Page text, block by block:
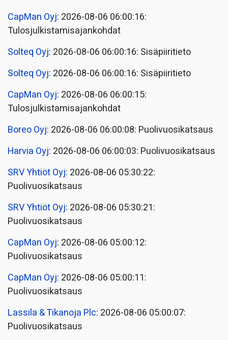
CapMan Oyj: 2026-08-06 06:00:16:
Tulosjulkistamisajankohdat
Solteq Oyj: 2026-08-06 06:00:16: Sisäpiiritieto
Solteq Oyj: 2026-08-06 06:00:16: Sisäpiiritieto
CapMan Oyj: 2026-08-06 06:00:15:
Tulosjulkistamisajankohdat
Boreo Oyj: 2026-08-06 06:00:08: Puolivuosikatsaus
Harvia Oyj: 2026-08-06 06:00:03: Puolivuosikatsaus
SRV Yhtiöt Oyj: 2026-08-06 05:30:22:
Puolivuosikatsaus
SRV Yhtiöt Oyj: 2026-08-06 05:30:21:
Puolivuosikatsaus
CapMan Oyj: 2026-08-06 05:00:12:
Puolivuosikatsaus
CapMan Oyj: 2026-08-06 05:00:11:
Puolivuosikatsaus
Lassila & Tikanoja Plc: 2026-08-06 05:00:07:
Puolivuosikatsaus